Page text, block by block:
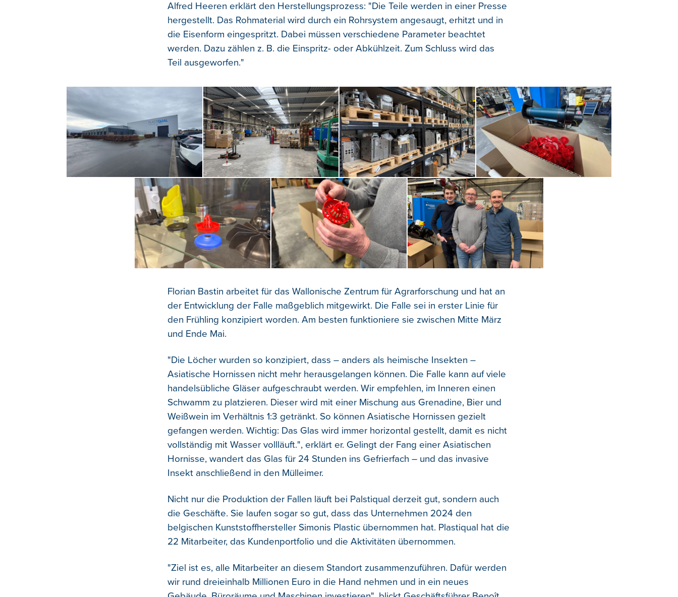
Alfred Heeren erklärt den Herstellungsprozess: "Die Teile werden in einer Presse
hergestellt. Das Rohmaterial wird durch ein Rohrsystem angesaugt, erhitzt und in
die Eisenform eingespritzt. Dabei müssen verschiedene Parameter beachtet
werden. Dazu zählen z. B. die Einspritz- oder Abkühlzeit. Zum Schluss wird das
Teil ausgeworfen."
Florian Bastin arbeitet für das Wallonische Zentrum für Agrarforschung und hat an
der Entwicklung der Falle maßgeblich mitgewirkt. Die Falle sei in erster Linie für
den Frühling konzipiert worden. Am besten funktioniere sie zwischen Mitte März
und Ende Mai.
"Die Löcher wurden so konzipiert, dass – anders als heimische Insekten –
Asiatische Hornissen nicht mehr herausgelangen können. Die Falle kann auf viele
handelsübliche Gläser aufgeschraubt werden. Wir empfehlen, im Inneren einen
Schwamm zu platzieren. Dieser wird mit einer Mischung aus Grenadine, Bier und
Weißwein im Verhältnis 1:3 getränkt. So können Asiatische Hornissen gezielt
gefangen werden. Wichtig: Das Glas wird immer horizontal gestellt, damit es nicht
vollständig mit Wasser vollläuft.", erklärt er. Gelingt der Fang einer Asiatischen
Hornisse, wandert das Glas für 24 Stunden ins Gefrierfach – und das invasive
Insekt anschließend in den Mülleimer.
Nicht nur die Produktion der Fallen läuft bei Palstiqual derzeit gut, sondern auch
die Geschäfte. Sie laufen sogar so gut, dass das Unternehmen 2024 den
belgischen Kunststoffhersteller Simonis Plastic übernommen hat. Plastiqual hat die
22 Mitarbeiter, das Kundenportfolio und die Aktivitäten übernommen.
"Ziel ist es, alle Mitarbeiter an diesem Standort zusammenzuführen. Dafür werden
wir rund dreieinhalb Millionen Euro in die Hand nehmen und in ein neues